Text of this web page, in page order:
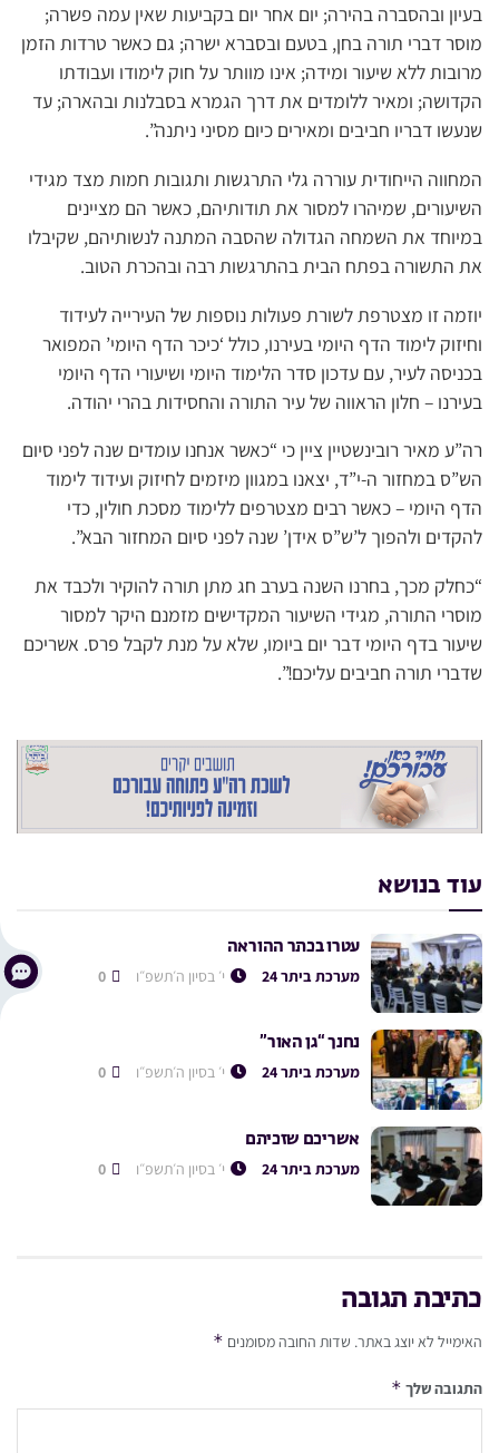
בעיון ובהסברה בהירה; יום אחר יום בקביעות שאין עמה פשרה;
מוסר דברי תורה בחן, בטעם ובסברא ישרה; גם כאשר טרדות הזמן
מרובות ללא שיעור ומידה; אינו מוותר על חוק לימודו ועבודתו
הקדושה; ומאיר ללומדים את דרך הגמרא בסבלנות ובהארה; עד
שנעשו דבריו חביבים ומאירים כיום מסיני ניתנה”.
המחווה הייחודית עוררה גלי התרגשות ותגובות חמות מצד מגידי
השיעורים, שמיהרו למסור את תודותיהם, כאשר הם מציינים
במיוחד את השמחה הגדולה שהסבה המתנה לנשותיהם, שקיבלו
את התשורה בפתח הבית בהתרגשות רבה ובהכרת הטוב.
יוזמה זו מצטרפת לשורת פעולות נוספות של העירייה לעידוד
וחיזוק לימוד הדף היומי בעירנו, כולל ‘כיכר הדף היומי’ המפואר
בכניסה לעיר, עם עדכון סדר הלימוד היומי ושיעורי הדף היומי
בעירנו – חלון הראווה של עיר התורה והחסידות בהרי יהודה.
רה”ע מאיר רובינשטיין ציין כי “כאשר אנחנו עומדים שנה לפני סיום
הש”ס במחזור ה-י”ד, יצאנו במגוון מיזמים לחיזוק ועידוד לימוד
הדף היומי – כאשר רבים מצטרפים ללימוד מסכת חולין, כדי
להקדים ולהפוך ל’ש”ס אידן’ שנה לפני סיום המחזור הבא”.
“כחלק מכך, בחרנו השנה בערב חג מתן תורה להוקיר ולכבד את
מוסרי התורה, מגידי השיעור המקדישים מזמנם היקר למסור
שיעור בדף היומי דבר יום ביומו, שלא על מנת לקבל פרס. אשריכם
שדברי תורה חביבים עליכם!”.
עוד בנושא
עטרו בכתר ההוראה
מערכת ביתר 24 י׳ בסיון ה׳תשפ״ו
נחנך “גן האור”
מערכת ביתר 24 י׳ בסיון ה׳תשפ״ו
אשריכם שזכיתם
מערכת ביתר 24 י׳ בסיון ה׳תשפ״ו
כתיבת תגובה
האימייל לא יוצג באתר. שדות החובה מסומנים *
התגובה שלך *